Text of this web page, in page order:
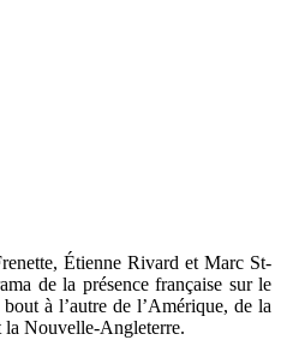
Étienne Rivard et Marc St-
de la présence française sur le
à l’autre de l’Amérique, de la
la Nouvelle-Angleterre.